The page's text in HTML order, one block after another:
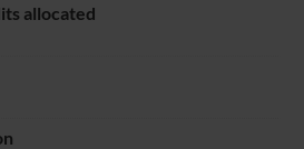
allocated